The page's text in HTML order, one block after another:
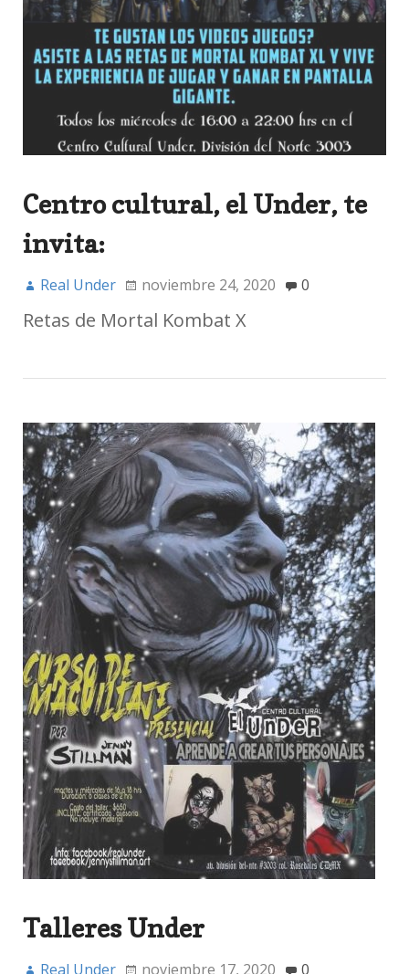
Centro cultural, el Under, te
invita:
Real Under noviembre 24, 2020 0
Retas de Mortal Kombat X
Talleres Under
Real Under noviembre 17, 2020 0